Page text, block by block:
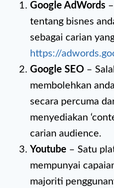
Google AdWords
tentang bisnes
sebagai carian
https://
Google SEO –
membolehkan
secara percuma
menyediakan
carian audience.
Youtube – Satu
mempunyai
majoriti